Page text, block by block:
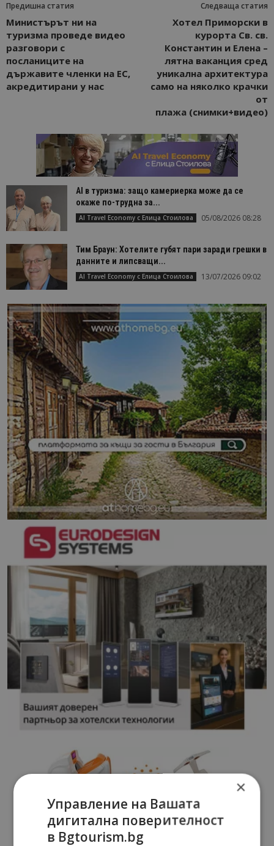
Предишна статия
Министърът ни на
туризма проведе видео
разговори с
посланиците на
държавите членки на ЕС,
акредитирани у нас
Следваща статия
Хотел Приморски в
курорта Св. св.
Константин и Елена –
лятна ваканция сред
уникална архитектура
само на няколко крачки
от
плажа (снимки+видео)
AI в туризма: защо камериерка може да се
окаже по-трудна за...
AI Travel Economy с Елица Стоилова 05/08/2026 08:28
Тим Браун: Хотелите губят пари заради грешки в
данните и липсващи...
AI Travel Economy с Елица Стоилова 13/07/2026 09:02
×
Управление на Вашата
дигитална поверителност
в Bgtourism.bg